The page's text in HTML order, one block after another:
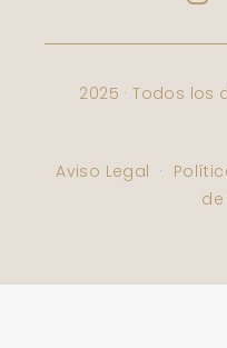
2025 · Todos
Aviso Legal ·
de